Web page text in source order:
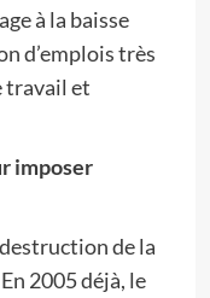
à la baisse
d’emplois très
travail et
imposer
de la
2005 déjà, le